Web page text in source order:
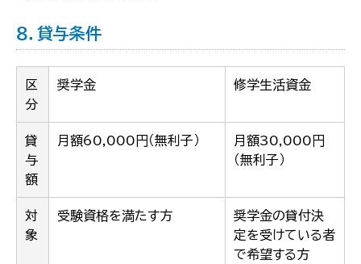
８．貸与条件
区
分
奨学金 修学生活資金
貸
与
額
月額60,000円（無利子）
月額30,000円
（無利子）
対
象
受験資格を満たす方
奨学金の貸付決
定を受けている者
で希望する方